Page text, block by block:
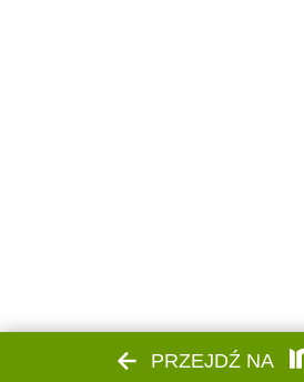
PRZEJDŹ NA